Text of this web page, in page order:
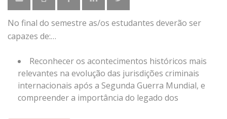
No final do semestre as/os estudantes deverão ser
capazes de:
Reconhecer os acontecimentos históricos mais
relevantes na evolução das jurisdições criminais
internacionais após a Segunda Guerra Mundial, e
compreender a importância do legado dos